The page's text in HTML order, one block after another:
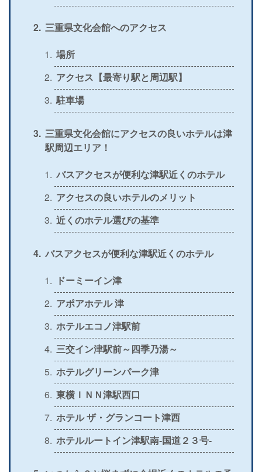
＞公式 △ 〇 〇
×
＞公式 〇 ×
＞公式
＞公式 〇 〇
＞公式
＞公式 × 〇 × 〇
＞公式 ×
＞公式 〇 〇 × 〇
＞公式 × 〇 ×
＞公式 〇 ×
三重県文化会館へのアクセス
場所
アクセス【最寄り駅と周辺駅】
駐車場
三重県文化会館にアクセスの良いホテルは津
駅周辺エリア！
バスアクセスが便利な津駅近くのホテル
アクセスの良いホテルのメリット
近くのホテル選びの基準
バスアクセスが便利な津駅近くのホテル
ドーミーイン津
アポアホテル 津
ホテルエコノ津駅前
三交イン津駅前～四季乃湯～
ホテルグリーンパーク津
東横ＩＮＮ津駅西口
ホテル ザ・グランコート津西
ホテルルートイン津駅南‐国道２３号‐